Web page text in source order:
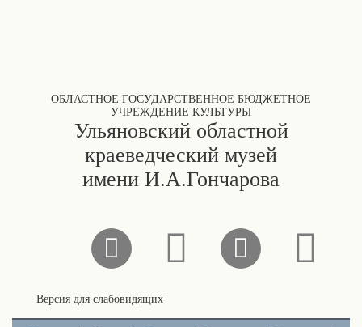
ОБЛАСТНОЕ ГОСУДАРСТВЕННОЕ БЮДЖЕТНОЕ
УЧРЕЖДЕНИЕ КУЛЬТУРЫ
Ульяновский областной
краеведческий музей
имени И.А.Гончарова
Версия для слабовидящих